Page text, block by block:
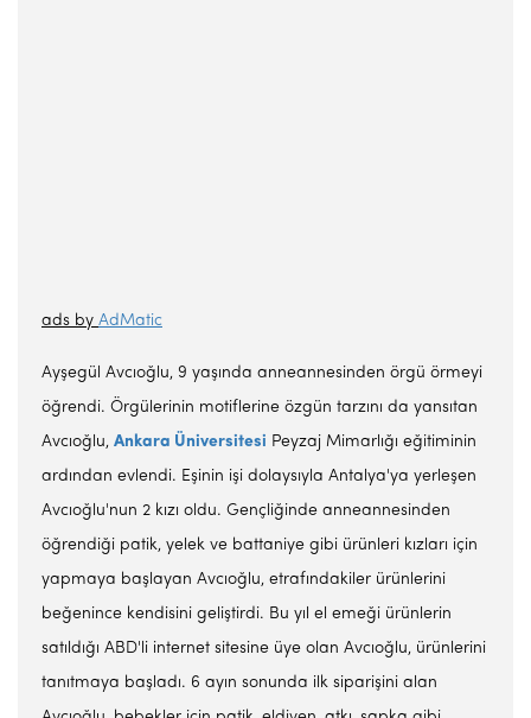
ads by AdMatic
Ayşegül Avcıoğlu, 9 yaşında anneannesinden örgü örmeyi
öğrendi. Örgülerinin motiflerine özgün tarzını da yansıtan
Avcıoğlu, Ankara Üniversitesi Peyzaj Mimarlığı eğitiminin
ardından evlendi. Eşinin işi dolaysıyla Antalya'ya yerleşen
Avcıoğlu'nun 2 kızı oldu. Gençliğinde anneannesinden
öğrendiği patik, yelek ve battaniye gibi ürünleri kızları için
yapmaya başlayan Avcıoğlu, etrafındakiler ürünlerini
beğenince kendisini geliştirdi. Bu yıl el emeği ürünlerin
satıldığı ABD'li internet sitesine üye olan Avcıoğlu, ürünlerini
tanıtmaya başladı. 6 ayın sonunda ilk siparişini alan